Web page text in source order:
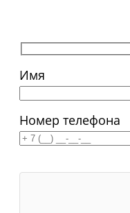
Имя
Номер телефона